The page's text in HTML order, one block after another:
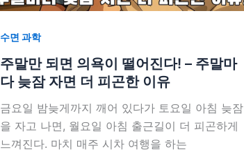
수면 과학
주말만 되면 의욕이 떨어진다! – 주말마
다 늦잠 자면 더 피곤한 이유
금요일 밤늦게까지 깨어 있다가 토요일 아침 늦잠
을 자고 나면, 월요일 아침 출근길이 더 피곤하게
느껴진다. 마치 매주 시차 여행을 하는